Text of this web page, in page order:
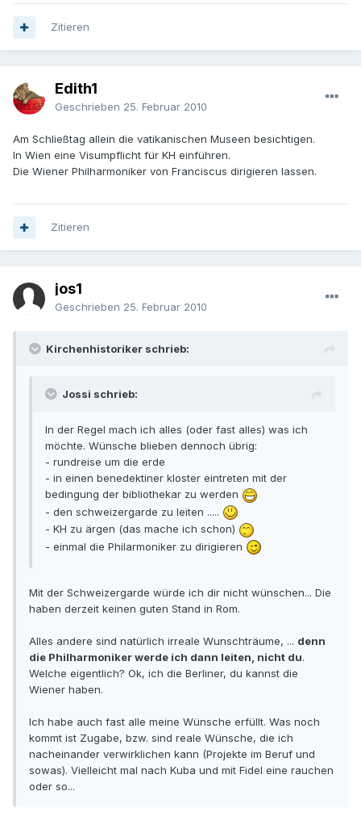
Zitieren
Edith1
Geschrieben 25. Februar 2010
Am Schließtag allein die vatikanischen Museen besichtigen.
In Wien eine Visumpflicht für KH einführen.
Die Wiener Philharmoniker von Franciscus dirigieren lassen.
Zitieren
jos1
Geschrieben 25. Februar 2010
Kirchenhistoriker schrieb:
Jossi schrieb:
In der Regel mach ich alles (oder fast alles) was ich
möchte. Wünsche blieben dennoch übrig:
- rundreise um die erde
- in einen benedektiner kloster eintreten mit der
bedingung der bibliothekar zu werden
- den schweizergarde zu leiten .....
- KH zu ärgen (das mache ich schon)
- einmal die Philarmoniker zu dirigieren
Mit der Schweizergarde würde ich dir nicht wünschen... Die
haben derzeit keinen guten Stand in Rom.
Alles andere sind natürlich irreale Wunschträume, ... denn
die Philharmoniker werde ich dann leiten, nicht du.
Welche eigentlich? Ok, ich die Berliner, du kannst die
Wiener haben.
Ich habe auch fast alle meine Wünsche erfüllt. Was noch
kommt ist Zugabe, bzw. sind reale Wünsche, die ich
nacheinander verwirklichen kann (Projekte im Beruf und
sowas). Vielleicht mal nach Kuba und mit Fidel eine rauchen
oder so...